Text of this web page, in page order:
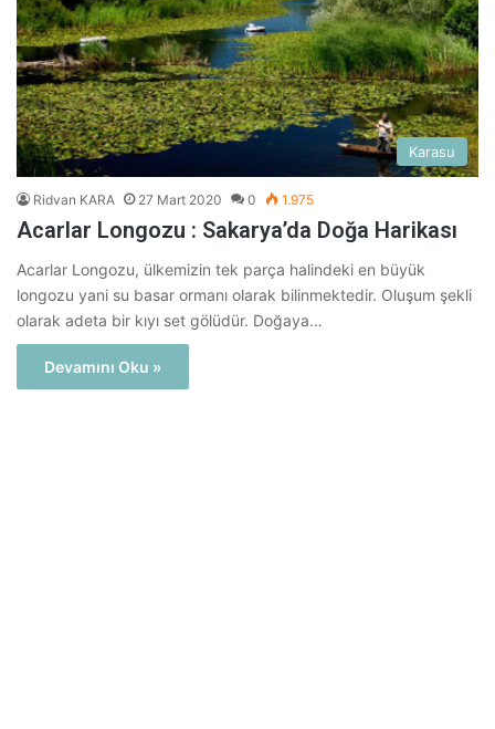
Karasu
Ridvan KARA 27 Mart 2020 0 1.975
Acarlar Longozu : Sakarya’da Doğa Harikası
Acarlar Longozu, ülkemizin tek parça halindeki en büyük
longozu yani su basar ormanı olarak bilinmektedir. Oluşum şekli
olarak adeta bir kıyı set gölüdür. Doğaya…
Devamını Oku »